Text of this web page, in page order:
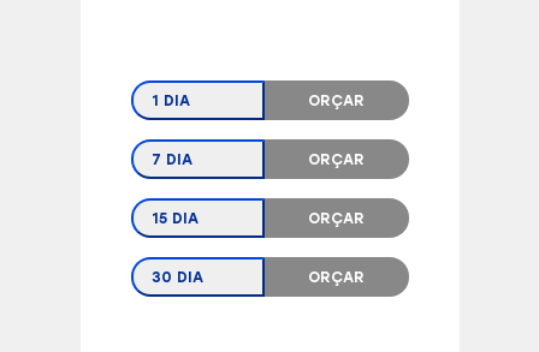
1 DIA ORÇAR
7 DIA ORÇAR
15 DIA ORÇAR
30 DIA ORÇAR